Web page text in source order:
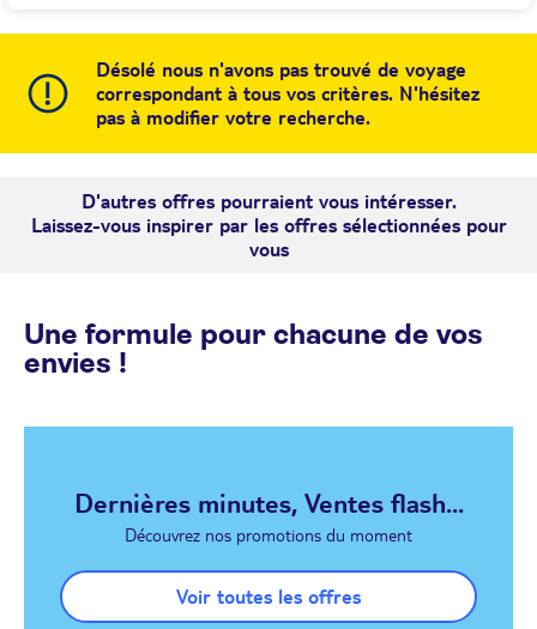
Désolé nous n'avons pas trouvé de voyage
correspondant à tous vos critères. N'hésitez
pas à modifier votre recherche.
D'autres offres pourraient vous intéresser.
Laissez-vous inspirer par les offres sélectionnées pour
vous
Une formule pour chacune de vos
envies !
Dernières minutes, Ventes flash...
Découvrez nos promotions du moment
Voir toutes les offres